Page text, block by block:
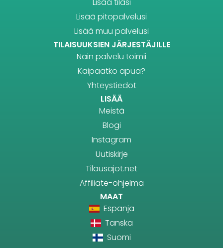
Lisää pitopalvelusi
Lisää muu palvelusi
TILAISUUKSIEN JÄRJESTÄJILLE
Näin palvelu toimii
Kaipaatko apua?
Yhteystiedot
LISÄÄ
Meistä
Blogi
Instagram
Uutiskirje
Tilausajot.net
Affiliate-ohjelma
MAAT
Espanja
Tanska
Suomi